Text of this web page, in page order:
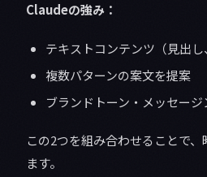
Claudeの強み：
テキストコンテンツ（見出
複数パターンの案文を提案
ブランドトーン・メッセー
この2つを組み合わせることで
ます。